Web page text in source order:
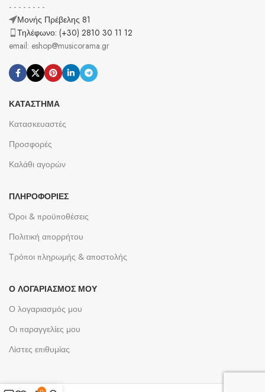
- - - - - - - -
Μονής Πρέβελης 81
Τηλέφωνο: (+30) 2810 30 11 12
email: eshop@musicorama.gr
ΚΑΤΆΣΤΗΜΑ
Κατασκευαστές
Προσφορές
Καλάθι αγορών
ΠΛΗΡΟΦΟΡΊΕΣ
Όροι & προϋποθέσεις
Πολιτική απορρήτου
Τρόποι πληρωμής & αποστολής
Ο ΛΟΓΑΡΙΑΣΜΌΣ ΜΟΥ
Ο λογαριασμός μου
Οι παραγγελίες μου
Λίστες επιθυμίας